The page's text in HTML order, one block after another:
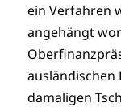
ein Verfahren
angehängt
ausländischen
damaligen